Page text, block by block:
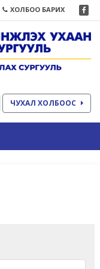
ХОЛБОО БАРИХ
ЧУХАЛ ХОЛБООС